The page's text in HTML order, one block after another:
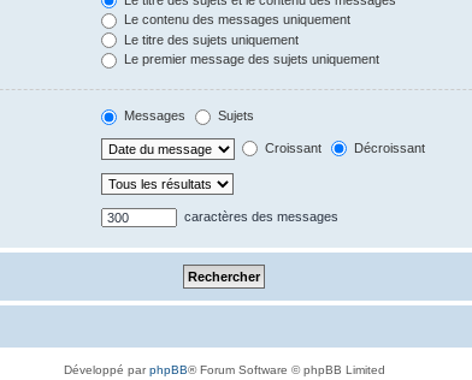
Le contenu des messages uniquement
Le titre des sujets uniquement
Le premier message des sujets uniquement
Messages Sujets
Croissant Décroissant
caractères des messages
Développé parphpBB® Forum Software © phpBB Limited